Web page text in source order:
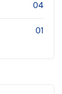
04
01